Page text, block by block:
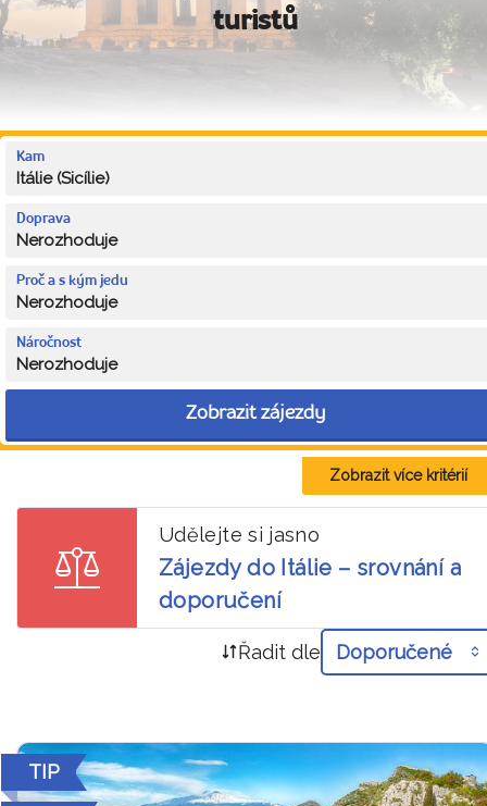
turistů
Kam
Itálie (Sicílie)
Doprava
Nerozhoduje
Proč a s kým jedu
Nerozhoduje
Náročnost
Nerozhoduje
Zobrazit zájezdy
Zobrazit více kritérií
Udělejte si jasno
Zájezdy do Itálie – srovnání a
doporučení
Řadit dle Doporučené
TIP